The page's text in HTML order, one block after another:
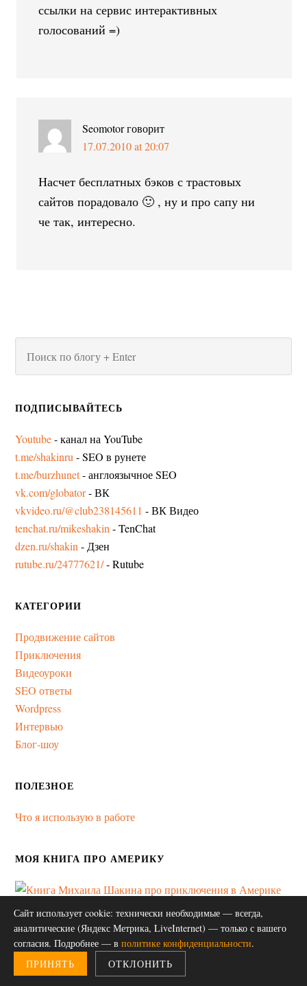
ссылки на сервис интерактивных
голосований =)
Seomotorговорит
17.07.2010 at 20:07
Насчет бесплатных бэков с трастовых
сайтов порадовало 🙂 , ну и про сапу ни
че так, интересно.
ПОДПИСЫВАЙТЕСЬ
Youtube- канал на YouTube
t.me/shakinru - SEO в рунете
t.me/burzhunet- англоязычное SEO
vk.com/globator- ВК
vkvideo.ru/@club238145611 - ВК Видео
tenchat.ru/mikeshakin - TenChat
dzen.ru/shakin - Дзен
rutube.ru/24777621/- Rutube
КАТЕГОРИИ
Продвижение сайтов
Приключения
Видеоуроки
SEO ответы
Wordpress
Интервью
Блог-шоу
ПОЛЕЗНОЕ
Что я использую в работе
МОЯ КНИГА ПРО АМЕРИКУ
Сайт использует cookie: технически необходимые — всегда,
аналитические (Яндекс Метрика, LiveInternet) — только с вашего
согласия. Подробнее — в политике конфиденциальности.
ПРИНЯТЬ
ОТКЛОНИТЬ